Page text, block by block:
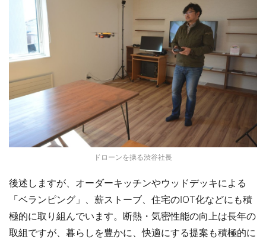
ドローンを操る渋谷社長
後述しますが、オーダーキッチンやウッドデッキによる
「ベランピング」、薪ストーブ、住宅のIOT化などにも積
極的に取り組んでいます。断熱・気密性能の向上は長年の
取組ですが、暮らしを豊かに、快適にする提案も積極的に